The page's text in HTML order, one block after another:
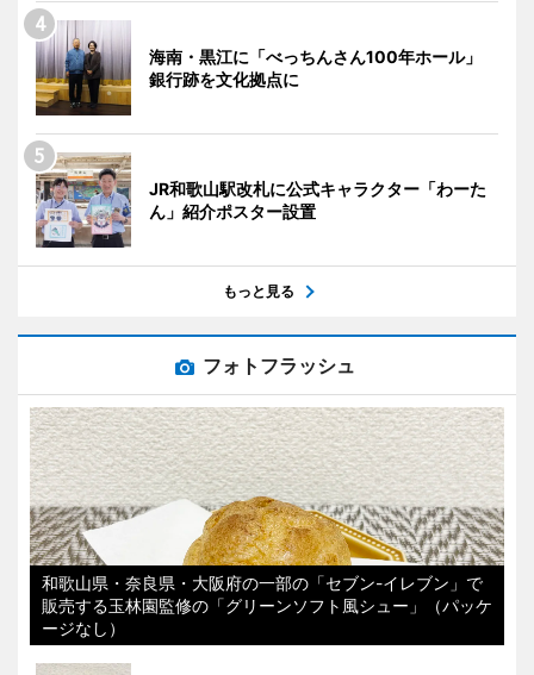
海南・黒江に「べっちんさん100年ホール」
銀行跡を文化拠点に
JR和歌山駅改札に公式キャラクター「わーた
ん」紹介ポスター設置
もっと見る
フォトフラッシュ
和歌山県・奈良県・大阪府の一部の「セブン-イレブン」で
販売する玉林園監修の「グリーンソフト風シュー」（パッケ
ージなし）